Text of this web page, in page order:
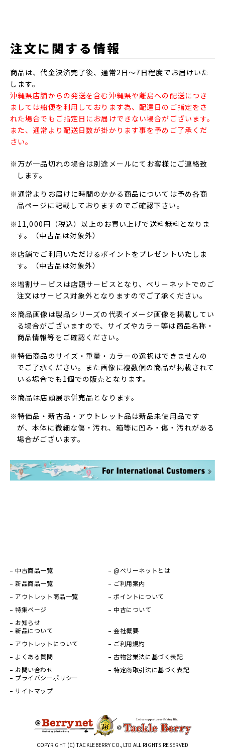
注文に関する情報
商品は、代金決済完了後、通常2日～7日程度でお届けいた
します。
沖縄県店舗からの発送を含む沖縄県や離島への配送につき
ましては船便を利用しております為、配達日のご指定をさ
れた場合でもご指定日にお届けできない場合がございます。
また、通常より配送日数が掛かります事を予めご了承くだ
さい。
※万が一品切れの場合は別途メールにてお客様にご連絡致
します。
※通常よりお届けに時間のかかる商品については予め各商
品ページに記載しておりますのでご確認下さい。
※11,000円（税込）以上のお買い上げで送料無料となりま
す。（中古品は対象外）
※店舗でご利用いただけるポイントをプレゼントいたしま
す。（中古品は対象外）
※増割サービスは店頭サービスとなり、ベリーネットでのご
注文はサービス対象外となりますのでご了承ください。
※商品画像は製品シリーズの代表イメージ画像を掲載してい
る場合がございますので、サイズやカラー等は商品名称・
商品情報等をご確認ください。
※特価商品のサイズ・重量・カラーの選択はできませんの
でご了承ください。また画像に複数個の商品が掲載されて
いる場合でも1個での販売となります。
※商品は店頭展示併売品となります。
※特価品・新古品・アウトレット品は新品未使用品です
が、本体に微細な傷・汚れ、箱等に凹み・傷・汚れがある
場合がございます。
中古商品一覧
新品商品一覧
アウトレット商品一覧
特集ページ
お知らせ
@ベリーネットとは
ご利用案内
ポイントについて
中古について
新品について
アウトレットについて
よくある質問
お問い合わせ
会社概要
ご利用規約
古物営業法に基づく表記
特定商取引法に基づく表記
プライバシーポリシー
サイトマップ
COPYRIGHT (C) TACKLEBERRY CO.,LTD ALL RIGHTS RESERVED